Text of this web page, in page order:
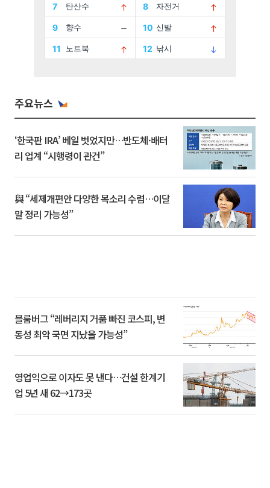
주요뉴스
‘한국판 IRA’ 베일 벗었지만…반도체·배터
리 업계 “시행령이 관건”
與 “세제개편안 다양한 목소리 수렴…이달
말 정리 가능성”
블룸버그 “레버리지 거품 빠진 코스피, 변
동성 최악 국면 지났을 가능성”
영업익으로 이자도 못 낸다…건설 한계기
업 5년 새 62→173곳